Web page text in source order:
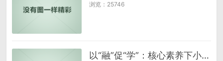
浏览：25746
以“融”促“学”：核心素养下小学英语跨学科融合探究